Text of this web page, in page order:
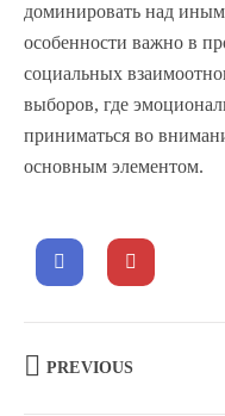
доминировать над
особенности важно в
социальных
выборов, где
приниматься во
основным элементом.
PREVIOUS